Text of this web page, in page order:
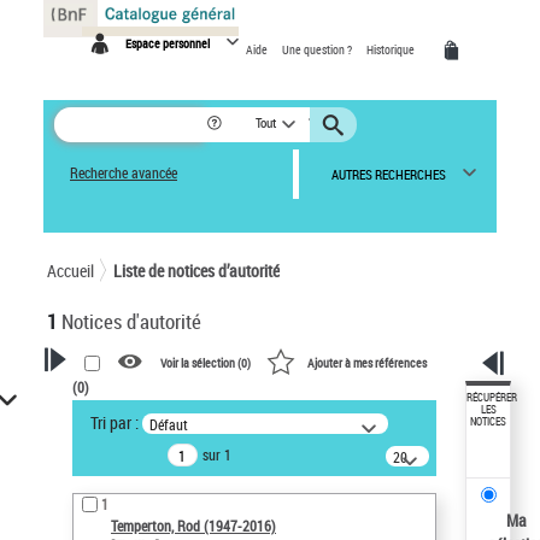
Espace personnel Aide Une question ? Historique
Tout
Recherche avancée AUTRES RECHERCHES
Accueil Liste de notices d’autorité
1 Notices d'autorité
VOTRE RECHERCHE
Recherche avancée dans les
notices d’autorité
Œuvres liées à l'auteur :
Temperton, Rod (1947-2016)
Voir la sélection (0) Ajouter à mes références
(0)
Tri par : Défaut
sur 1
20
résultats/page
1
Temperton, Rod (1947-2016)
RÉCUPÉRER
LES
NOTICES
Ma
Panneau de gestion des cookies